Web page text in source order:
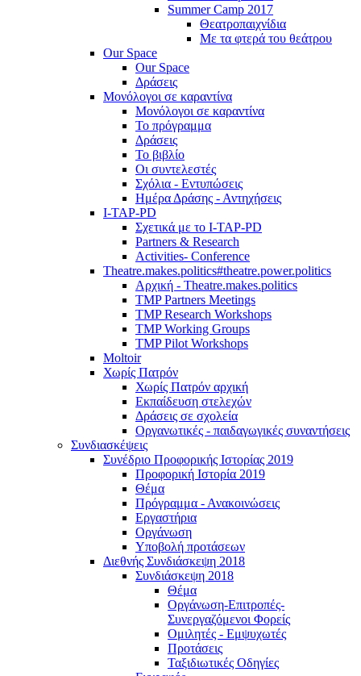
Summer Camp 2017
Θεατροπαιχνίδια
Με τα φτερά του θεάτρου
Our Space
Our Space
Δράσεις
Μονόλογοι σε καραντίνα
Μονόλογοι σε καραντίνα
Το πρόγραμμα
Δράσεις
Το βιβλίο
Οι συντελεστές
Σχόλια - Εντυπώσεις
Ημέρα Δράσης - Αντηχήσεις
I-TAP-PD
Σχετικά με το I-TAP-PD
Partners & Research
Activities- Conference
Theatre.makes.politics#theatre.power.politics
Αρχική - Theatre.makes.politics
TMP Partners Meetings
TMP Research Workshops
TMP Working Groups
TMP Pilot Workshops
Moltoir
Χωρίς Πατρόν
Χωρίς Πατρόν αρχική
Εκπαίδευση στελεχών
Δράσεις σε σχολεία
Οργανωτικές - παιδαγωγικές συναντήσεις
Συνδιασκέψεις
Συνέδριο Προφορικής Ιστορίας 2019
Προφορική Ιστορία 2019
Θέμα
Πρόγραμμα - Ανακοινώσεις
Εργαστήρια
Οργάνωση
Υποβολή προτάσεων
Διεθνής Συνδιάσκεψη 2018
Συνδιάσκεψη 2018
Θέμα
Οργάνωση-Επιτροπές-
Συνεργαζόμενοι Φορείς
Ομιλητές - Εμψυχωτές
Προτάσεις
Ταξιδιωτικές Οδηγίες